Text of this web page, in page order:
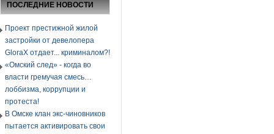
ПОСЛЕДНИЕ НОВОСТИ
Проект престижной жилой
застройки от девелопера
GloraХ отдает... криминалом?!
«Омский след» - когда во
власти гремучая смесь…
лоббизма, коррупции и
протеста!
В Омске клан экс-чиновников
пытается активировать свои